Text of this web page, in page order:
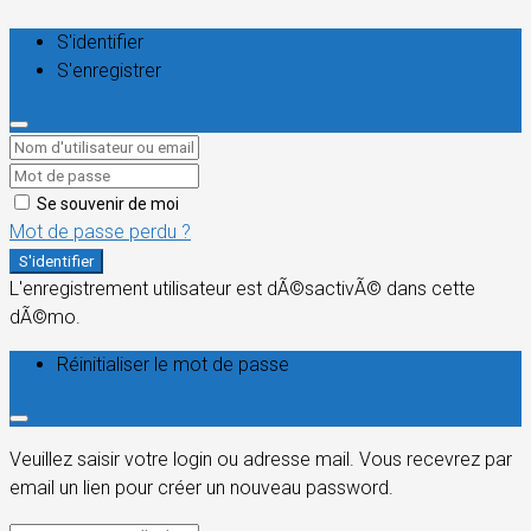
S'identifier
S'enregistrer
Se souvenir de moi
Mot de passe perdu ?
S'identifier
L'enregistrement utilisateur est dÃ©sactivÃ© dans cette
dÃ©mo.
Réinitialiser le mot de passe
Veuillez saisir votre login ou adresse mail. Vous recevrez par
email un lien pour créer un nouveau password.